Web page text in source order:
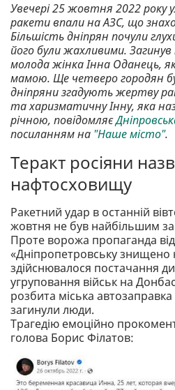
Увечері 25 жовтня 2022 року
ракети впали на АЗС, що
Більшість дніпрян почули
його були жахливими.
молода жінка Інна Оданець,
мамою. Ще четверо городян
дніпряни згадують жертву
та харизматичну Інну, яка
річною, повідомляє
посиланням на "Наше місто".
Теракт росіяни
нафтосховищу
Ракетний удар в останній
жовтня не був найбільшим за
Проте ворожа пропаганда
«Дніпропетровську знищено
здійснювалося постачання
угруповання військ на
розбита міська
загинули люди.
Трагедію емоційно
голова Борис Філатов: